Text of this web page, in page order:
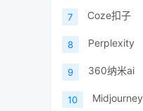
7 Coze扣子
8 Perplexity
9 360纳米ai
10 Midjourney